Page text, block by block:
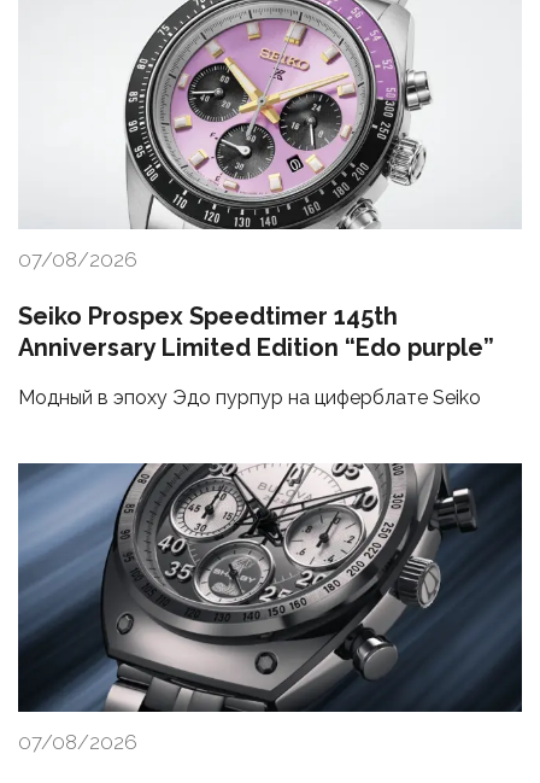
07/08/2026
Seiko Prospex Speedtimer 145th
Anniversary Limited Edition “Edo purple”
Модный в эпоху Эдо пурпур на циферблате Seiko
07/08/2026